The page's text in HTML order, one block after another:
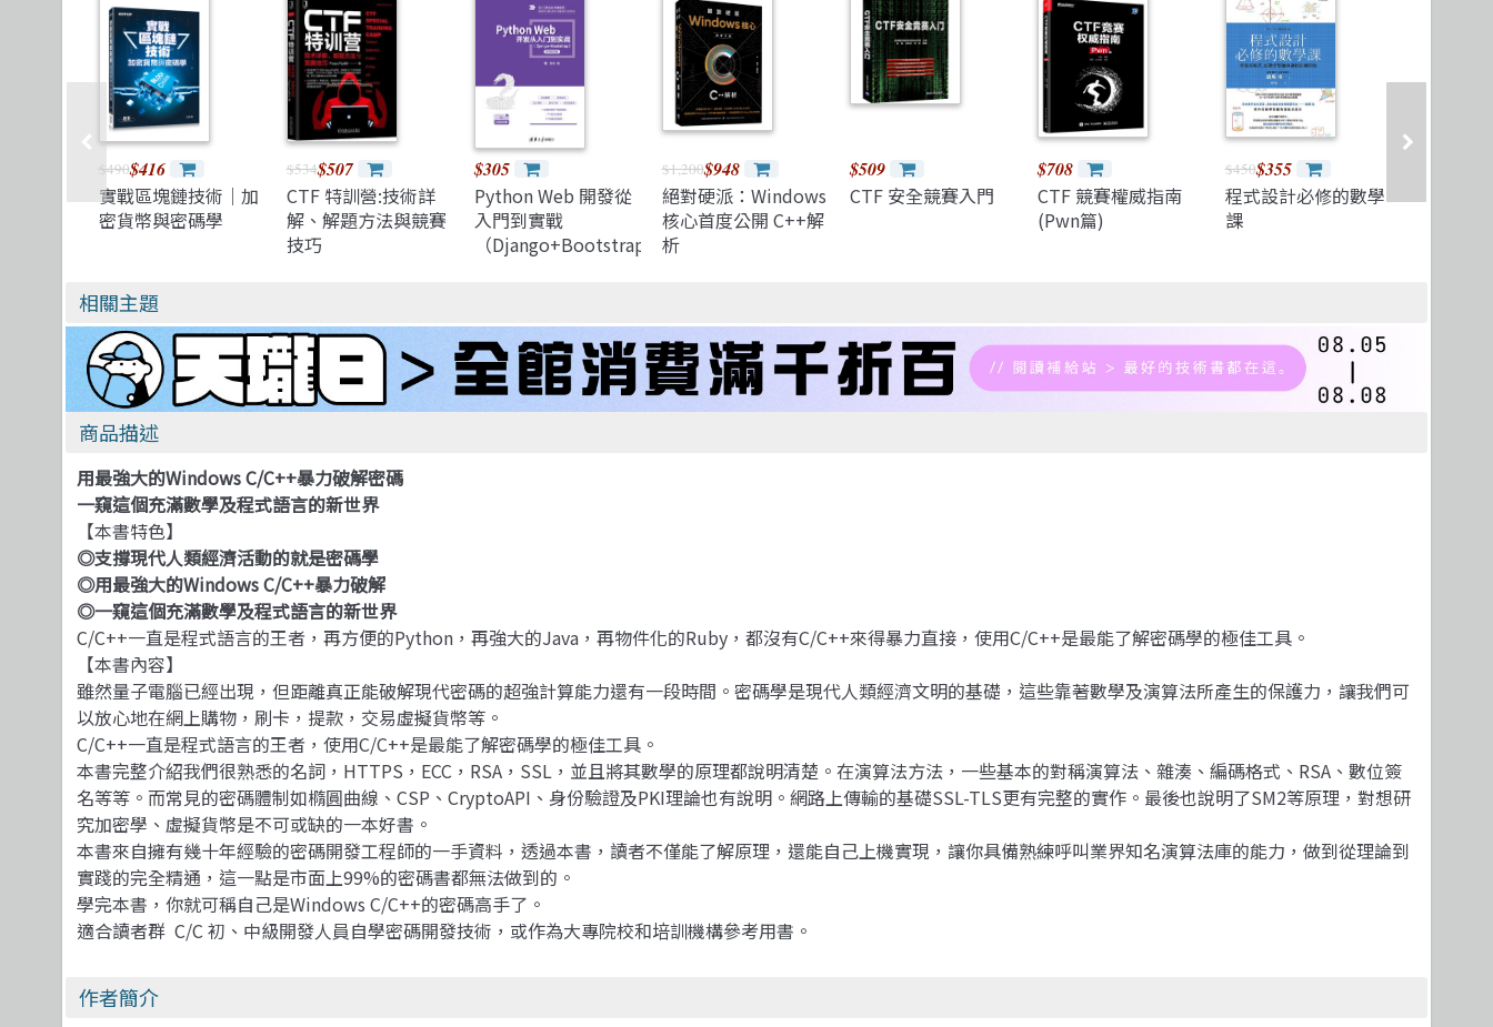
$490$416
實戰區塊鏈技術｜加
密貨幣與密碼學
$534$507
CTF 特訓營:技術詳
解、解題方法與競賽
技巧
$305
Python Web 開發從
入門到實戰
（Django+Bootstrap）-
$1,200$948
絕對硬派：Windows
核心首度公開 C++解
析
$509
CTF 安全競賽入門
$708
CTF 競賽權威指南
(Pwn篇)
$450$355
程式設計必修的數學
課
Windows
相關主題
商品描述
用最強大的Windows C/C++暴力破解密碼
一窺這個充滿數學及程式語言的新世界
【本書特色】
◎支撐現代人類經濟活動的就是密碼學
◎用最強大的Windows C/C++暴力破解
◎一窺這個充滿數學及程式語言的新世界
C/C++一直是程式語言的王者，再方便的Python，再強大的Java，再物件化的Ruby，都沒有C/C++來得暴力直接，使用C/C++是最能了解密碼學的極佳工具。
【本書內容】
雖然量子電腦已經出現，但距離真正能破解現代密碼的超強計算能力還有一段時間。密碼學是現代人類經濟文明的基礎，這些靠著數學及演算法所產生的保護力，讓我們可
以放心地在網上購物，刷卡，提款，交易虛擬貨幣等。
C/C++一直是程式語言的王者，使用C/C++是最能了解密碼學的極佳工具。
本書完整介紹我們很熟悉的名詞，HTTPS，ECC，RSA，SSL，並且將其數學的原理都說明清楚。在演算法方法，一些基本的對稱演算法、雜湊、編碼格式、RSA、數位簽
名等等。而常見的密碼體制如橢圓曲線、CSP、CryptoAPI、身份驗證及PKI理論也有說明。網路上傳輸的基礎SSL-TLS更有完整的實作。最後也說明了SM2等原理，對想研
究加密學、虛擬貨幣是不可或缺的一本好書。
本書來自擁有幾十年經驗的密碼開發工程師的一手資料，透過本書，讀者不僅能了解原理，還能自己上機實現，讓你具備熟練呼叫業界知名演算法庫的能力，做到從理論到
實踐的完全精通，這一點是市面上99%的密碼書都無法做到的。
學完本書，你就可稱自己是Windows C/C++的密碼高手了。
適合讀者群 C/C 初、中級開發人員自學密碼開發技術，或作為大專院校和培訓機構參考用書。
作者簡介